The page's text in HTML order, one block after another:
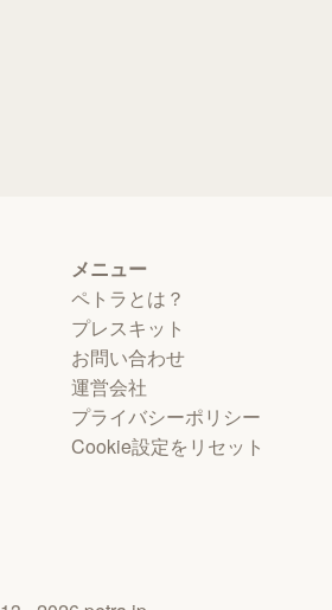
メニュー
ペトラとは？
プレスキット
お問い合わせ
運営会社
プライバシーポリシー
Cookie設定をリセット